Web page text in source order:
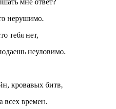
мне ответ?
нерушимо.
тебя нет,
неуловимо.
битв,
времен.